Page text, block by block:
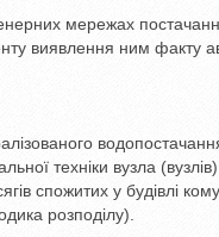
мережах
виявлення ним факту
техніки вузла
спожитих у будівлі
розподілу).